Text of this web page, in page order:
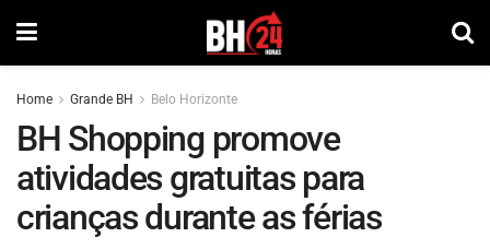
Home Grande BH Belo Horizonte
BH Shopping promove
atividades gratuitas para
crianças durante as férias